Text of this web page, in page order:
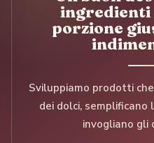
ingredienti
porzione
Sviluppiamo prodotti
dei dolci, semplificano
invogliano gli